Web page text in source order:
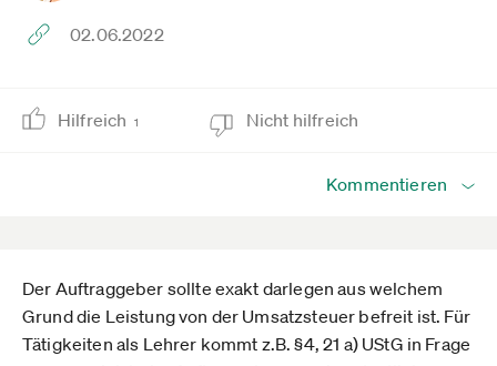
02.06.2022
Hilfreich 1 Nicht hilfreich
Kommentieren
Der Auftraggeber sollte exakt darlegen aus welchem
Grund die Leistung von der Umsatzsteuer befreit ist. Für
Tätigkeiten als Lehrer kommt z.B. §4, 21 a) UStG in Frage